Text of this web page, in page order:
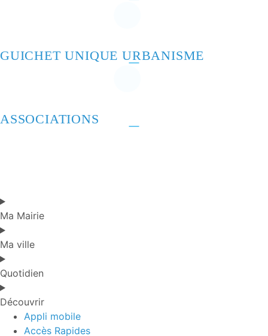
GUICHET UNIQUE URBANISME
ASSOCIATIONS
Ma Mairie
Ma ville
Quotidien
Découvrir
Appli mobile
Accès Rapides